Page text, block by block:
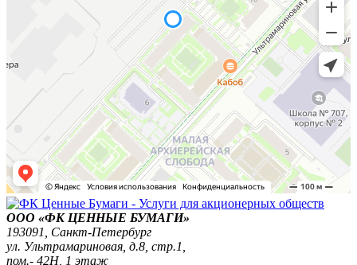
ООО «ФК ЦЕННЫЕ БУМАГИ»
193091, Санкт-Петербург
ул. Ультрамариновая, д.8, стр.1,
пом.- 42Н, 1 этаж